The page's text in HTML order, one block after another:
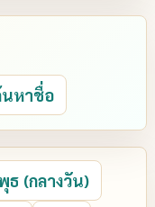
หาชื่อ
ธ (กลางวัน)